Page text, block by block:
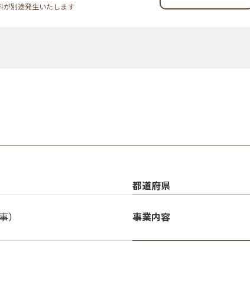
別途発生いたします
都道府県
事業内容